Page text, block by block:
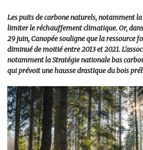
Les puits de carbone naturels, notamment
limiter le réchauffement climatique. Or,
29 juin, Canopée souligne que la ressource
diminué de moitié entre 2013 et 2021.
notamment la Stratégie nationale bas
qui prévoit une hausse drastique du bois